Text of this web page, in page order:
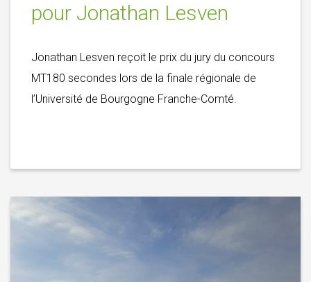
pour Jonathan Lesven
Jonathan Lesven reçoit le prix du jury du concours
MT180 secondes lors de la finale régionale de
l’Université de Bourgogne Franche-Comté.